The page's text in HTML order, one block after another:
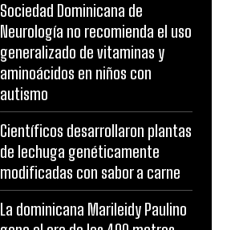
Sociedad Dominicana de
Neurología no recomienda el uso
generalizado de vitaminas y
aminoácidos en niños con
autismo
Científicos desarrollaron plantas
de lechuga genéticamente
modificadas con sabor a carne
La dominicana Marileidy Paulino